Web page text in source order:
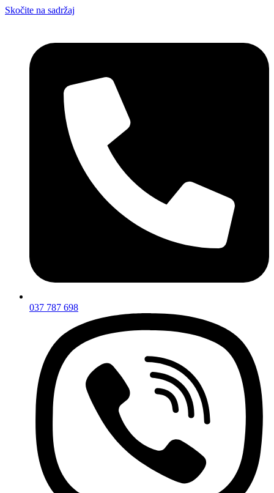
Skočite na sadržaj
037 787 698